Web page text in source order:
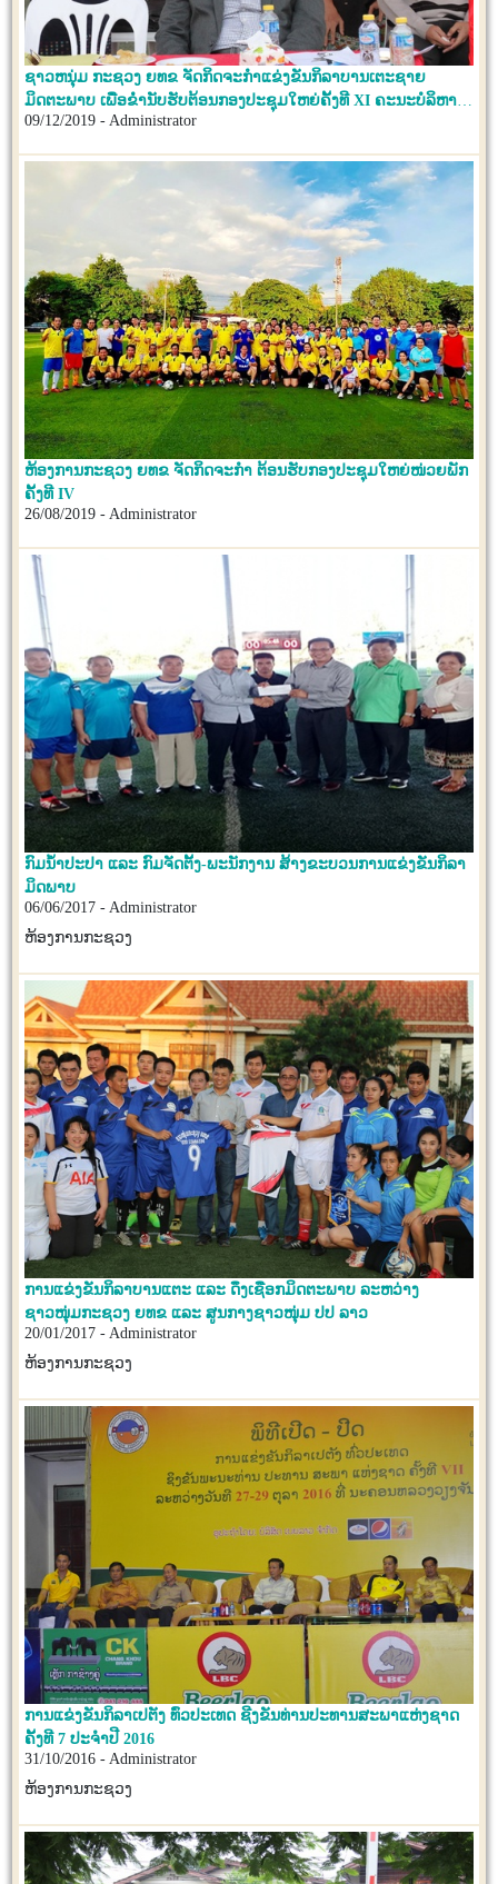
ຊາວຫນຸ່ມ ກະຊວງ ຍທຂ ຈັດກິດຈະກຳແຂ່ງຂັນກິລາບານເຕະຊາຍ
ມິດຕະພາບ ເພື່ອຂ່ຳນັບຮັບຕ້ອນກອງປະຊຸມໃຫຍ່ຄັ້ງທີ XI ຄະນະບໍລິຫານ
ງານຊາວຫນຸ່ມ ກະຊວງ ຍທຂ
09/12/2019 - Administrator
ຫ້ອງການກະຊວງ ຍທຂ ຈັດກິດຈະກຳ ຕ້ອນຮັບກອງປະຊຸມໃຫຍ່ໜ່ວຍພັກ
ຄັ້ງທີ IV
26/08/2019 - Administrator
ກົມນ້ຳປະປາ ແລະ ກົມຈັດຕັ້ງ-ພະນັກງານ ສ້າງຂະບວນການແຂ່ງຂັນກິລາ
ມິດພາບ
06/06/2017 - Administrator
ຫ້ອງການກະຊວງ
ການແຂ່ງຂັນກິລາບານແຕະ ແລະ ດຶງເຊືອກມິດຕະພາບ ລະຫວ່າງ
ຊາວໜຸ່ມກະຊວງ ຍທຂ ແລະ ສູນກາງຊາວໜຸ່ມ ປປ ລາວ
20/01/2017 - Administrator
ຫ້ອງການກະຊວງ
ການແຂ່ງຂັນກິລາເປຕັງ ທົ່ວປະເທດ ຊີງຂັນທ່ານປະທານສະພາແຫ່ງຊາດ
ຄັ້ງທີ 7 ປະຈຳປີ 2016
31/10/2016 - Administrator
ຫ້ອງການກະຊວງ